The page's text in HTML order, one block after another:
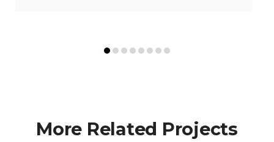
More Related Projects